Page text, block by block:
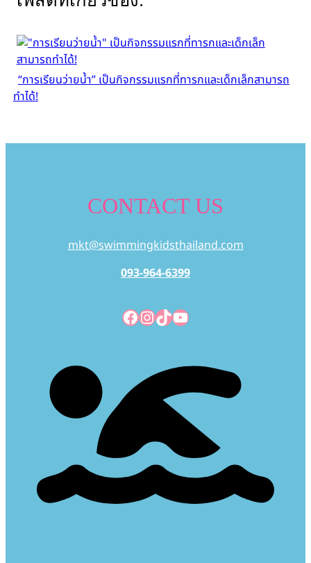
“การเรียนว่ายน้ำ” เป็นกิจกรรมแรกที่ทารกและเด็กเล็กสามารถ
ทำได้!
CONTACT US
mkt@swimmingkidsthailand.com
093-964-6399
Facebook
Instagram
TikTok
YouTube